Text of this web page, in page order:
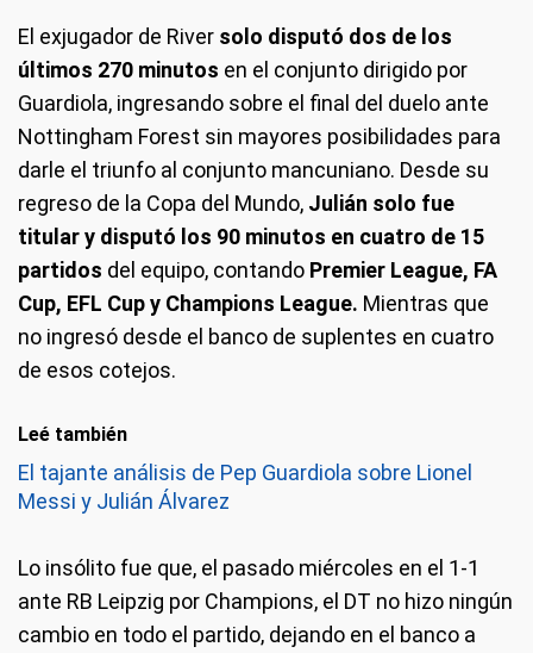
El exjugador de River solo disputó dos de los
últimos 270 minutos en el conjunto dirigido por
Guardiola, ingresando sobre el final del duelo ante
Nottingham Forest sin mayores posibilidades para
darle el triunfo al conjunto mancuniano. Desde su
regreso de la Copa del Mundo, Julián solo fue
titular y disputó los 90 minutos en cuatro de 15
partidos del equipo, contando Premier League, FA
Cup, EFL Cup y Champions League. Mientras que
no ingresó desde el banco de suplentes en cuatro
de esos cotejos.
Leé también
El tajante análisis de Pep Guardiola sobre Lionel
Messi y Julián Álvarez
Lo insólito fue que, el pasado miércoles en el 1-1
ante RB Leipzig por Champions, el DT no hizo ningún
cambio en todo el partido, dejando en el banco a